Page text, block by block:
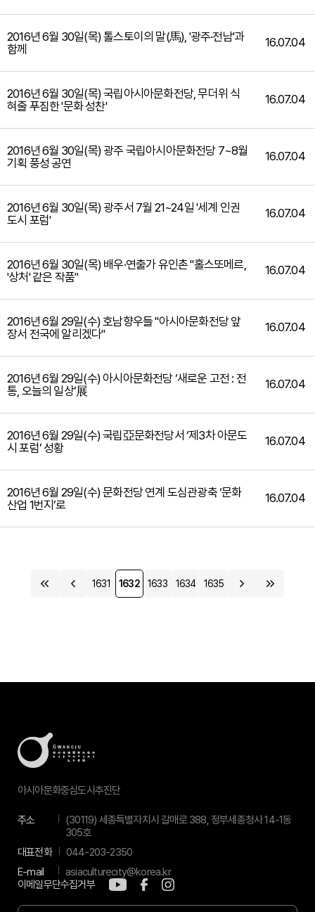
2016년 6월 30일(목) 톨스토이의 말(馬), '광주·전남'과
함께
16.07.04
2016년 6월 30일(목) 국립아시아문화전당, 무더위 식
혀줄 푸짐한 '문화 성찬'
16.07.04
2016년 6월 30일(목) 광주 국립아시아문화전당 7~8월
기획 풍성 공연
16.07.04
2016년 6월 30일(목) 광주서 7월 21~24일 '세계 인권
도시 포럼'
16.07.04
2016년 6월 30일(목) 배우·연출가 유인촌 "홀스또메르,
'상처' 같은 작품"
16.07.04
2016년 6월 29일(수) 호남향우들 "아시아문화전당 앞
장서 전국에 알리겠다"
16.07.04
2016년 6월 29일(수) 아시아문화전당 ‘새로운 고전 : 전
통, 오늘의 일상’展
16.07.04
2016년 6월 29일(수) 국립亞문화전당서 ‘제3차 아문도
시 포럼’ 성황
16.07.04
2016년 6월 29일(수) 문화전당 연계 도심관광축 ‘문화
산업 1번지’로
16.07.04
1631 1632 1633 1634 1635
아시아문화중심도시추진단
주소
(30119) 세종특별자치시 갈매로 388, 정부세종청사 14-1동
305호
대표전화
044-203-2350
E-mail
asiaculturecity@korea.kr
이메일무단수집거부